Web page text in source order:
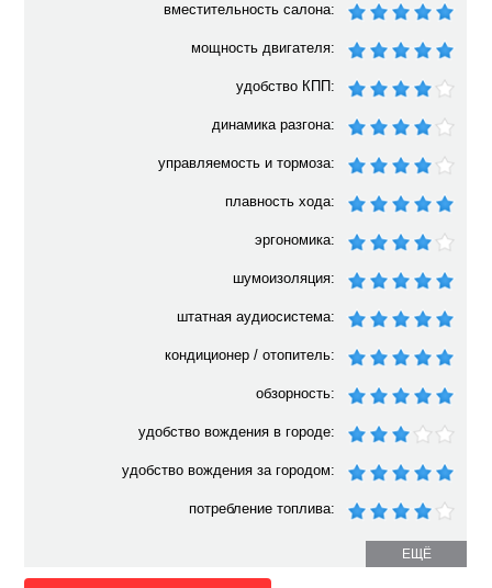
вместительность салона:
мощность двигателя:
удобство КПП:
динамика разгона:
управляемость и тормоза:
плавность хода:
эргономика:
шумоизоляция:
штатная аудиосистема:
кондиционер / отопитель:
обзорность:
удобство вождения в городе:
удобство вождения за городом:
потребление топлива:
ЕЩЁ